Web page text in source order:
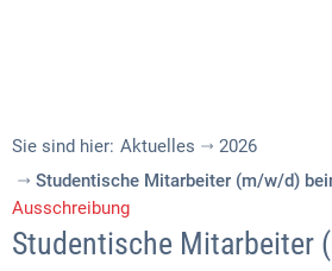
Sie sind hier: Aktuelles
2026
Studentische Mitarbeiter (m/w/d)
Ausschreibung
Studentische Mitarbeiter